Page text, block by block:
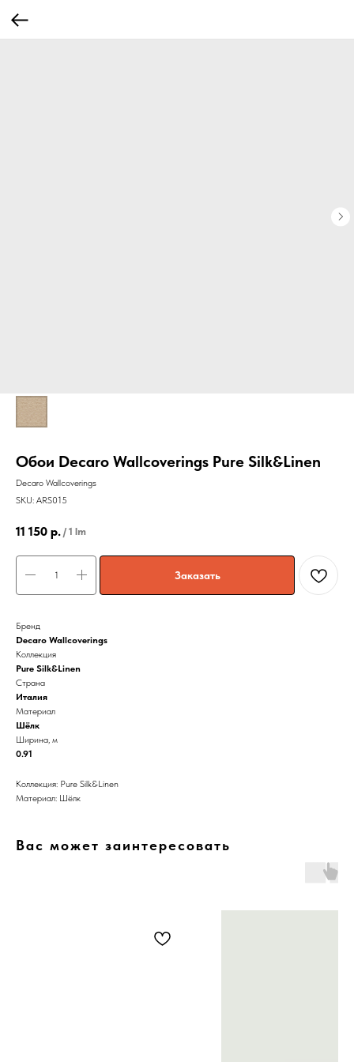
Обои Decaro Wallcoverings Pure Silk&Linen
Decaro Wallcoverings
SKU: ARS015
11 150 р. / 1 lm
Заказать
Бренд
Decaro Wallcoverings
Коллекция
Pure Silk&Linen
Страна
Италия
Материал
Шёлк
Ширина, м
0.91
Коллекция: Pure Silk&Linen
Материал: Шёлк
Вас может заинтересовать